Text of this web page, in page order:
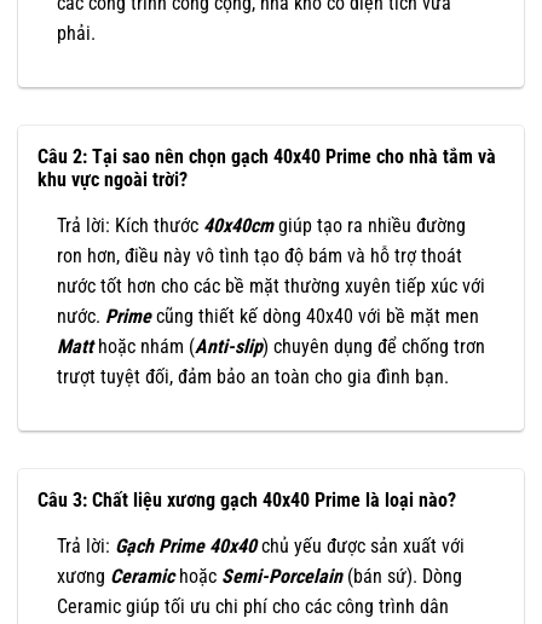
phải.
Câu 2: Tại sao nên chọn gạch 40x40 Prime cho nhà tắm và
khu vực ngoài trời?
Trả lời: Kích thước 40x40cmgiúp tạo ra nhiều đường
ron hơn, điều này vô tình tạo độ bám và hỗ trợ thoát
nước tốt hơn cho các bề mặt thường xuyên tiếp xúc với
nước. Primecũng thiết kế dòng 40x40 với bề mặt men
Matthoặc nhám (Anti-slip) chuyên dụng để chống trơn
trượt tuyệt đối, đảm bảo an toàn cho gia đình bạn.
Câu 3: Chất liệu xương gạch 40x40 Prime là loại nào?
Trả lời: Gạch Prime 40x40chủ yếu được sản xuất với
xương Ceramichoặc Semi-Porcelain(bán sứ). Dòng
Ceramic giúp tối ưu chi phí cho các công trình dân